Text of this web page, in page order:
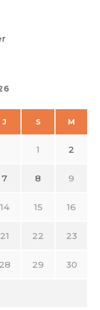
J S M
1 2
7 8 9
14 15 16
21 22 23
28 29 30